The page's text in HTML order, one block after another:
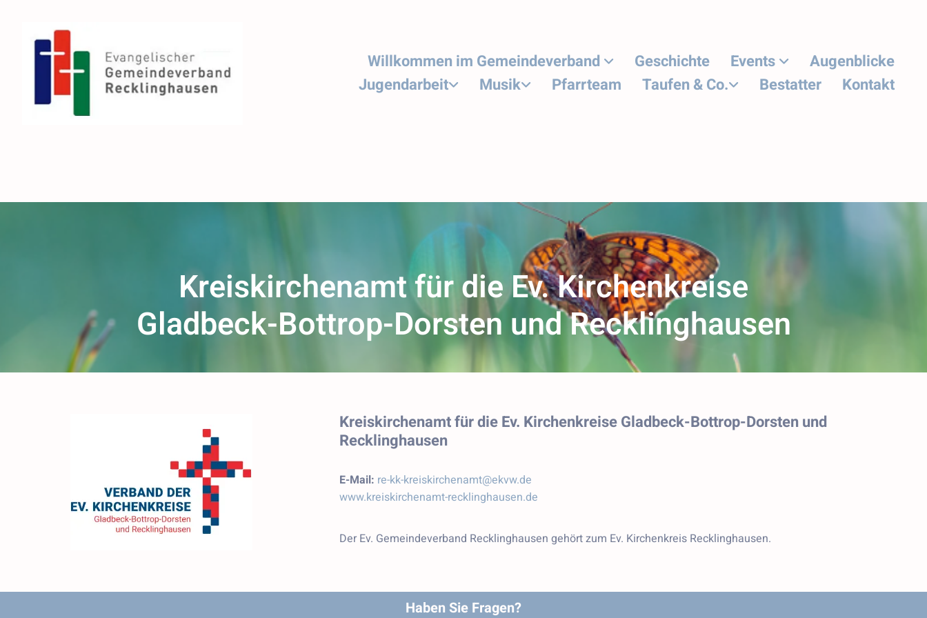
Willkommen im Gemeindeverband Geschichte Events
Augenblicke
Jugendarbeit
Musik Pfarrteam Taufen & Co. Bestatter Kontakt
Kreiskirchenamt für die Ev. Kirchenkreise
Gladbeck-Bottrop-Dorsten und Recklinghausen
Kreiskirchenamt für die Ev. Kirchenkreise Gladbeck-Bottrop-Dorsten und
Recklinghausen
E-Mail: re-kk-kreiskirchenamt@ekvw.de
www.kreiskirchenamt-recklinghausen.de
Der Ev. Gemeindeverband Recklinghausen gehört zum Ev. Kirchenkreis Recklinghausen.
Haben Sie Fragen?